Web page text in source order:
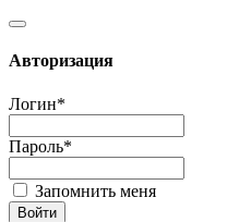
Авторизация
Логин*
Пароль*
Запомнить меня